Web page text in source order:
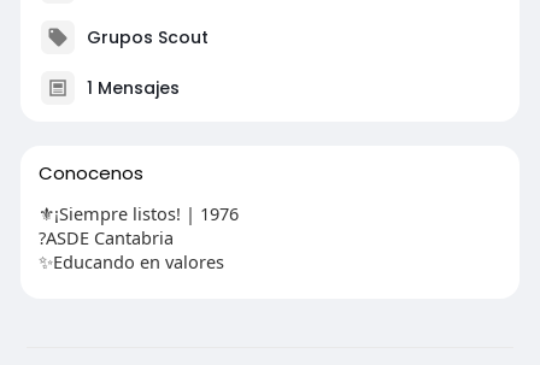
Grupos Scout
1 Mensajes
Conocenos
⚜️¡Siempre listos! | 1976
?ASDE Cantabria
✨Educando en valores